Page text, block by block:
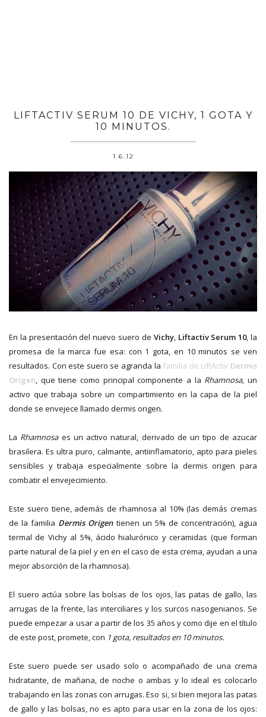
LIFTACTIV SERUM 10 DE VICHY, 1 GOTA Y
10 MINUTOS.
1.6.12
En la presentación del nuevo suero de Vichy, Liftactiv Serum 10, la
promesa de la marca fue esa: con 1 gota, en 10 minutos se ven
resultados. Con este suero se agranda la familia de LiftActiv Dermis
Origen, que tiene como principal componente a la Rhamnosa, un
activo que trabaja sobre un compartimiento en la capa de la piel
donde se envejece llamado dermis origen.
La Rhamnosaes un activo natural, derivado de un tipo de azucar
brasilera. Es ultra puro, calmante, antiinflamatorio, apto para pieles
sensibles y trabaja especialmente sobre la dermis origen para
combatir el envejecimiento.
Este suero tiene, además de rhamnosa al 10% (las demás cremas
de la familia Dermis Origentienen un 5% de concentración), agua
termal de Vichy al 5%, ácido hialurónico y ceramidas (que forman
parte natural de la piel y en en el caso de esta crema, ayudan a una
mejor absorción de la rhamnosa).
El suero actúa sobre las bolsas de los ojos, las patas de gallo, las
arrugas de la frente, las interciliares y los surcos nasogenianos. Se
puede empezar a usar a partir de los 35 años y como dije en el título
de este post, promete, con 1 gota, resultados en 10 minutos.
Este suero puede ser usado solo o acompañado de una crema
hidratante, de mañana, de noche o ambas y lo ideal es colocarlo
trabajando en las zonas con arrugas. Eso si, si bien mejora las patas
de gallo y las bolsas, no es apto para usar en la zona de los ojos: